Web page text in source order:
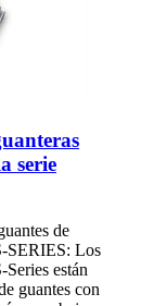
serie
de
SERIES: Los
están
guantes con